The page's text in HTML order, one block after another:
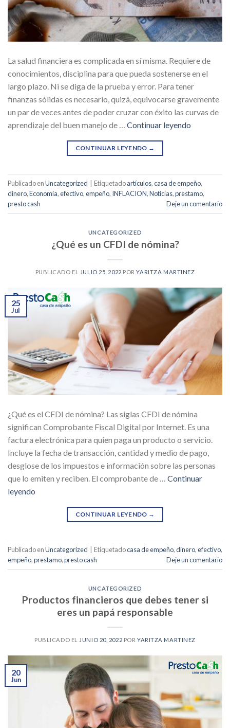
La salud financiera es complicada en sí misma. Requiere de
conocimientos, disciplina para que pueda sostenerse en el
largo plazo. Ni se diga de la prueba y error. Para tener
finanzas sólidas es necesario, quizá, equivocarse gravemente
un par de veces antes de poder cruzar con éxito las curvas de
aprendizaje del buen manejo de … Continuar leyendo
CONTINUAR LEYENDO →
Publicado enUncategorized Etiquetadoartículos,casa de empeño,
dinero,Economía,efectivo,empeño, INFLACION,Noticias,prestamo,
presto cash
Deje un comentario
UNCATEGORIZED
¿Qué es un CFDI de nómina?
PUBLICADO EL JULIO 25, 2022 PORYARITZA MARTINEZ
25
Jul
¿Qué es el CFDI de nómina? Las siglas CFDI de nómina
significan Comprobante Fiscal Digital por Internet. Es una
factura electrónica para quien paga un producto o servicio.
Incluye la fecha de transacción, cantidad y medio de pago,
desglose de los impuestos e información sobre las personas
que lo emiten y reciben. El comprobante de … Continuar
leyendo
CONTINUAR LEYENDO →
Publicado enUncategorized Etiquetadocasa de empeño,dinero,efectivo,
empeño,prestamo,presto cash Deje un comentario
UNCATEGORIZED
Productos financieros que debes tener si
eres un papá responsable
PUBLICADO EL JUNIO 20, 2022 POR YARITZA MARTINEZ
20
Jun